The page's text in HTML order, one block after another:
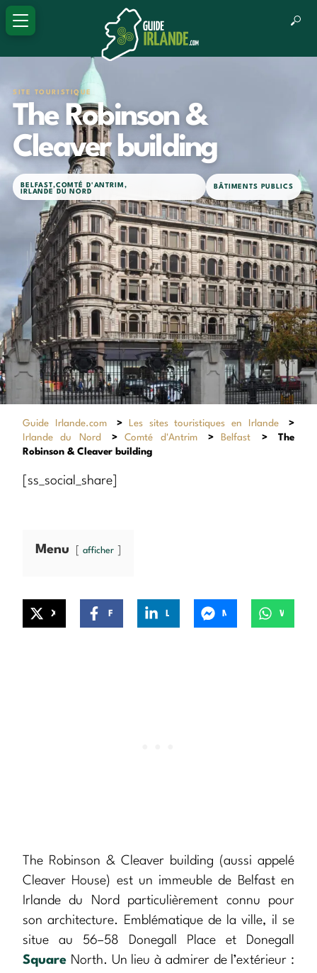
SITE TOURISTIQUE
The Robinson &
Cleaver building
BELFAST,COMTÉ D'ANTRIM ,
IRLANDE DU NORD
BÂTIMENTS PUBLICS
Guide Irlande.com > Les sites touristiques en Irlande
>
Irlande du Nord
>Comté d'Antrim > Belfast >
The
Robinson & Cleaver building
[ss_social_share]
Menu afficher
The Robinson & Cleaver building (aussi appelé
Cleaver House) est un immeuble de Belfast en
Irlande du Nord particulièrement connu pour
son architecture. Emblématique de la ville, il se
situe au 56–58 Donegall Place et Donegall
Square North. Un lieu à admirer de l’extérieur :